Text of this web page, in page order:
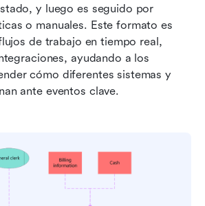
y luego es seguido por
o manuales. Este formato es
de trabajo en tiempo real,
ayudando a los
cómo diferentes sistemas y
ante eventos clave.